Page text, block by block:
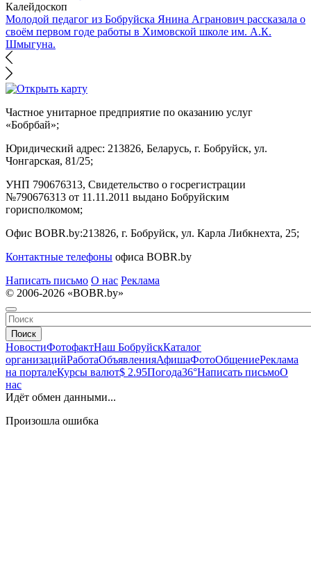
Калейдоскоп
Молодой педагог из Бобруйска Янина Агранович рассказала о
своём первом годе работы в Химовской школе им. А.К.
Шмыгуна.
Частное унитарное предприятие по оказанию услуг
«Бобрбай»;
Юридический адрес: 213826, Беларусь, г. Бобруйск, ул.
Чонгарская, 81/25;
УНП 790676313, Свидетельство о госрегистрации
№790676313 от 11.11.2011 выдано Бобруйским
горисполкомом;
Офис BOBR.by:213826, г. Бобруйск, ул. Карла Либкнехта, 25;
Контактные телефоны офиса BOBR.by
Написать письмо О нас Реклама
© 2006-2026 «BOBR.by»
Поиск
НовостиФотофактНаш БобруйскКаталог
организацийРаботаОбъявленияАфишаФотоОбщениеРеклама
на порталеКурсы валют$ 2.95Погода36°Написать письмоО
нас
Идёт обмен данными...
Произошла ошибка